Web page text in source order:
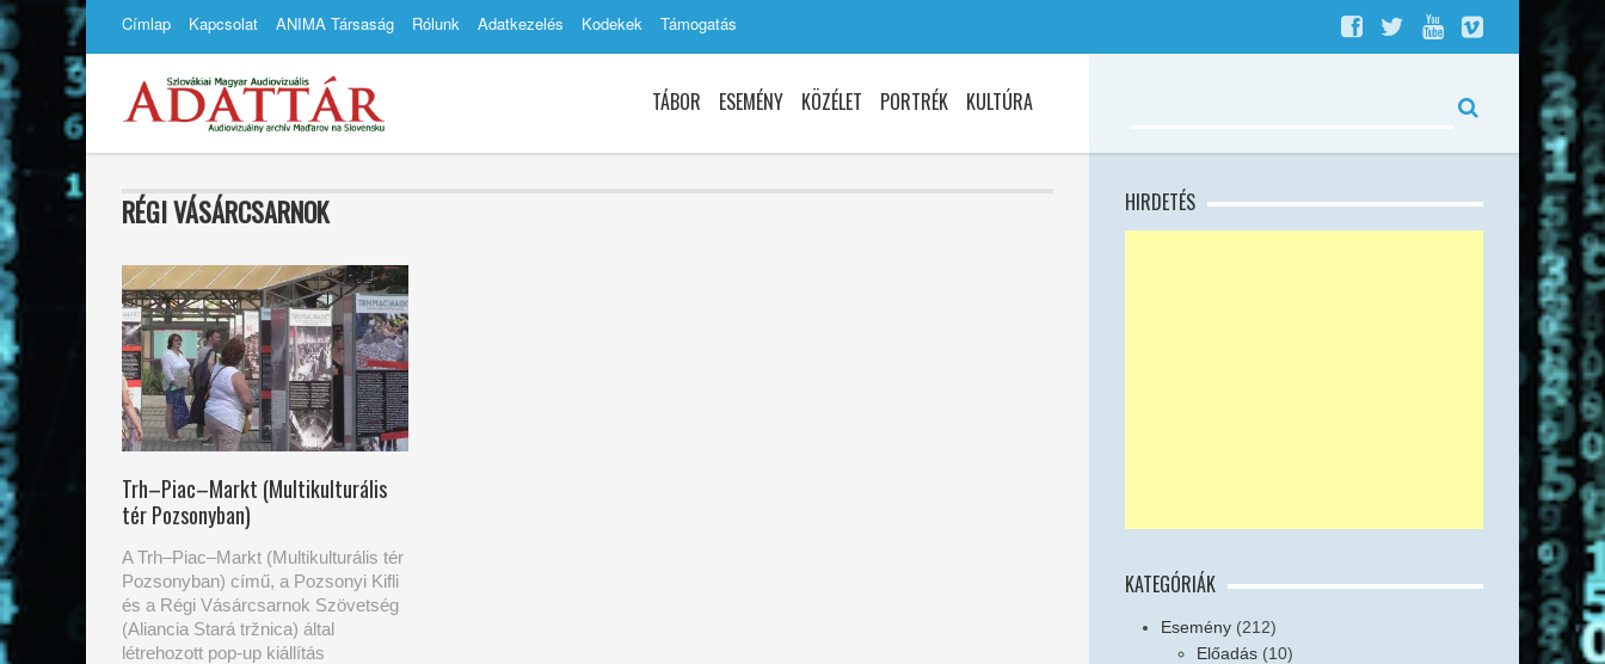
Címlap Kapcsolat ANIMA Társaság Rólunk Adatkezelés Kodekek Támogatás
TÁBOR ESEMÉNY KÖZÉLET PORTRÉK KULTÚRA
RÉGI VÁSÁRCSARNOK
Trh–Piac–Markt (Multikulturális
tér Pozsonyban)
A Trh–Piac–Markt (Multikulturális tér
Pozsonyban) című, a Pozsonyi Kifli
és a Régi Vásárcsarnok Szövetség
(Aliancia Stará tržnica) által
létrehozott pop-up kiállítás
HIRDETÉS
KATEGÓRIÁK
Esemény (212)
Előadás (10)